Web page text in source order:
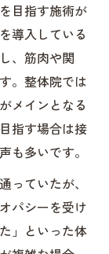
目指す施術が
導入している
、筋肉や関
。整体院では
メインとなる
指す場合は接
も多いです。
っていたが、
パシーを受け
」といった体